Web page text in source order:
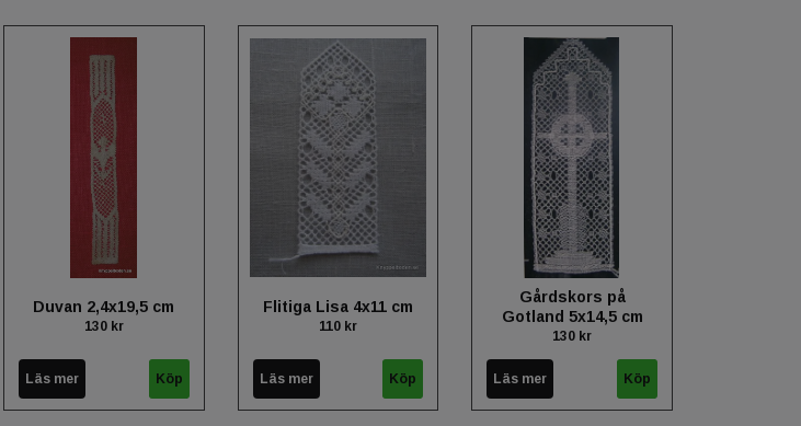
Duvan 2,4x19,5 cm
130 kr
Läs mer
Flitiga Lisa 4x11 cm
110 kr
Läs mer
Gårdskors på
Gotland 5x14,5 cm
130 kr
Läs mer